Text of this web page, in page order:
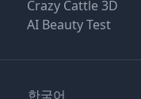
Crazy Cattle 3D
AI Beauty Test
한국어